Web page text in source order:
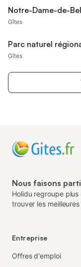
Notre-Dame-de-
Gîtes
Parc naturel
Gîtes
Nous faisons
Holidu regroupe
trouver les
Entreprise
Offres d'emploi